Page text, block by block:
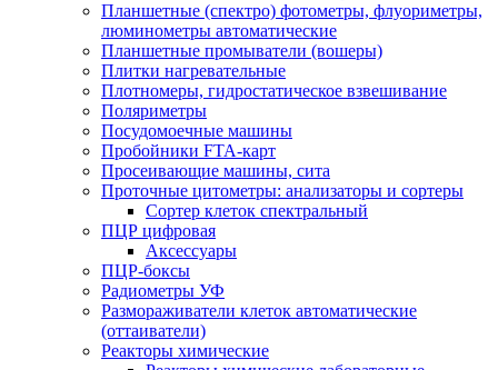
Планшетные (спектро) фотометры, флуориметры,
люминометры автоматические
Планшетные промыватели (вошеры)
Плитки нагревательные
Плотномеры, гидростатическое взвешивание
Поляриметры
Посудомоечные машины
Пробойники FTA-карт
Просеивающие машины, сита
Проточные цитометры: анализаторы и сортеры
Сортер клеток спектральный
ПЦР цифровая
Аксессуары
ПЦР-боксы
Радиометры УФ
Размораживатели клеток автоматические
(оттаиватели)
Реакторы химические